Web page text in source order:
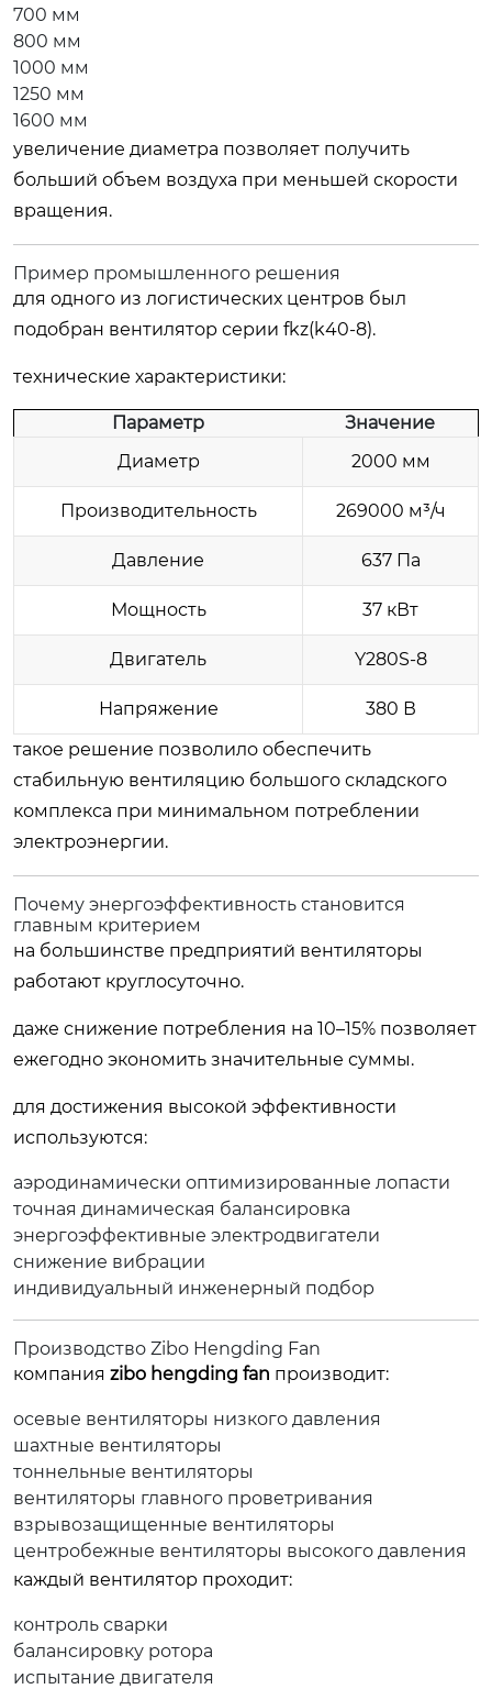
700 мм
800 мм
1000 мм
1250 мм
1600 мм
увеличение диаметра позволяет получить
больший объем воздуха при меньшей скорости
вращения.
Пример промышленного решения
для одного из логистических центров был
подобран вентилятор серии fkz(k40-8).
технические характеристики:
Параметр
Значение
Диаметр
2000 мм
Производительность 269000 м³/ч
Давление 637 Па
Мощность 37 кВт
Двигатель Y280S-8
Напряжение
380 В
такое решение позволило обеспечить
стабильную вентиляцию большого складского
комплекса при минимальном потреблении
электроэнергии.
Почему энергоэффективность становится
главным критерием
на большинстве предприятий вентиляторы
работают круглосуточно.
даже снижение потребления на 10–15% позволяет
ежегодно экономить значительные суммы.
для достижения высокой эффективности
используются:
аэродинамически оптимизированные лопасти
точная динамическая балансировка
энергоэффективные электродвигатели
снижение вибрации
индивидуальный инженерный подбор
Производство Zibo Hengding Fan
компания zibo hengding fan производит:
осевые вентиляторы низкого давления
шахтные вентиляторы
тоннельные вентиляторы
вентиляторы главного проветривания
взрывозащищенные вентиляторы
центробежные вентиляторы высокого давления
каждый вентилятор проходит:
контроль сварки
балансировку ротора
испытание двигателя